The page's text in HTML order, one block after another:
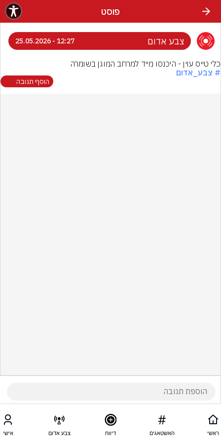
פוסט
צבע אדום 12:27 - 25.05.2026
כלי טייס עוין - היכנסו מייד למרחב המוגן בשומרה
# צבע_אדום
הוסף תגובה
ראשי האשטאגים דיווח צבע אדום אישי